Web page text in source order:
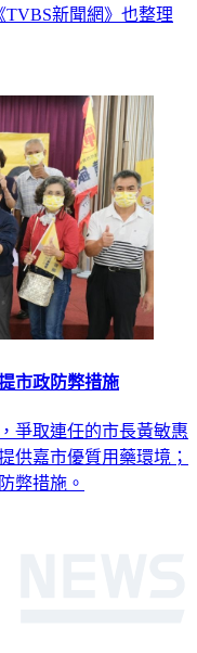
TVBS新聞網》也整理
市政防弊措施
爭取連任的市長黃敏惠
供嘉市優質用藥環境；
弊措施。